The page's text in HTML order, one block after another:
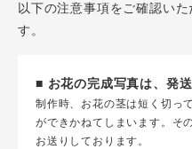
以下の注意事項をご確認い
す。
■ お花の完成写真は、発
制作時、お花の茎は短く切っ
ができかねてしまいます。そ
お送りしております。